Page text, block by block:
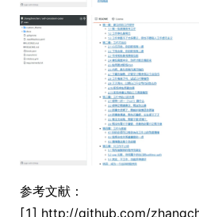
参考文献：
[1] http://github.com/